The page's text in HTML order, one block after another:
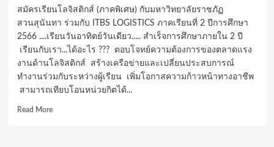
สมัครเรียนโลจิสติกส์ (ภาคพิเศษ) กับมหาวิทยาลัยราชภัฏ
สวนสุนันทา ร่วมกับ ITBS LOGISTICS ภาคเรียนที่ 2 ปีการศึกษา
2566 ....เรียนวันอาทิตย์วันเดียว..... สำเร็จการศึกษาภายใน 2 ปี
เรียนกับเรา...ได้อะไร ??? ตอบโจทย์ความต้องการของตลาดแรง
งานด้านโลจิสติกส์ สร้างเครือข่ายและเปลี่ยนประสบการณ์
ทำงานร่วมกับระหว่างผู้เรียน เพิ่มโอกาสความก้าวหน้าทางอาชีพ
สามารถเทียบโอนหน่วยกิตได้...
Read MoreRead